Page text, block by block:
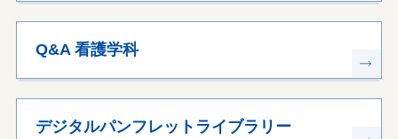
Q&A 看護学科
デジタルパンフレットライブラリー